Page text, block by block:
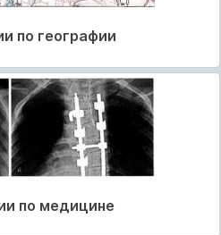
по географии
по медицине